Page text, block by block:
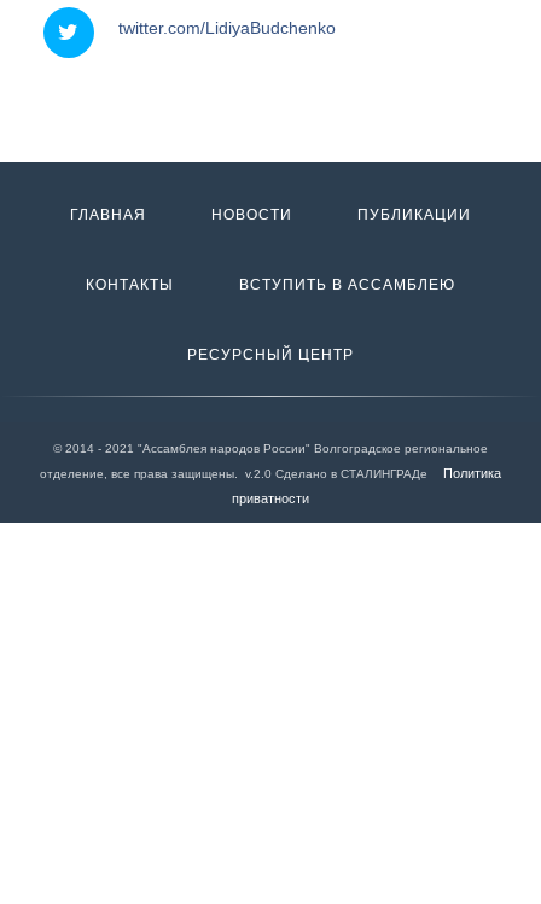
twitter.com/LidiyaBudchenko
ГЛАВНАЯ НОВОСТИ ПУБЛИКАЦИИ
КОНТАКТЫ ВСТУПИТЬ В АССАМБЛЕЮ
РЕСУРСНЫЙ ЦЕНТР
© 2014 - 2021 "Ассамблея народов России" Волгоградское региональное
отделение, все права защищены. v.2.0 Сделано в СТАЛИНГРАДе
Политика
приватности